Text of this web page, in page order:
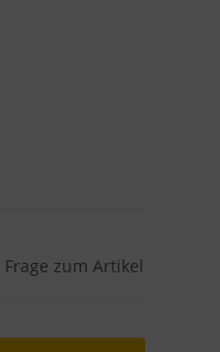
Frage zum Artikel